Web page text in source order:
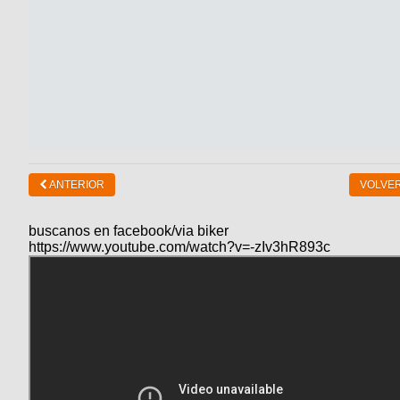
ANTERIOR
buscanos en facebook/via biker
https://www.youtube.com/watch?v=-zIv3hR893c